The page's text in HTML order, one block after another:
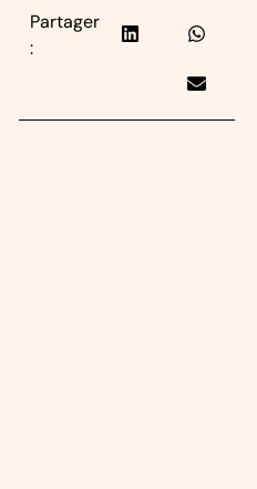
Partager
: